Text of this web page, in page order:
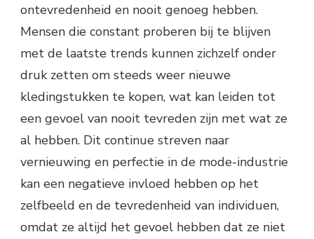
ontevredenheid en nooit genoeg hebben.
Mensen die constant proberen bij te blijven
met de laatste trends kunnen zichzelf onder
druk zetten om steeds weer nieuwe
kledingstukken te kopen, wat kan leiden tot
een gevoel van nooit tevreden zijn met wat ze
al hebben. Dit continue streven naar
vernieuwing en perfectie in de mode-industrie
kan een negatieve invloed hebben op het
zelfbeeld en de tevredenheid van individuen,
omdat ze altijd het gevoel hebben dat ze niet